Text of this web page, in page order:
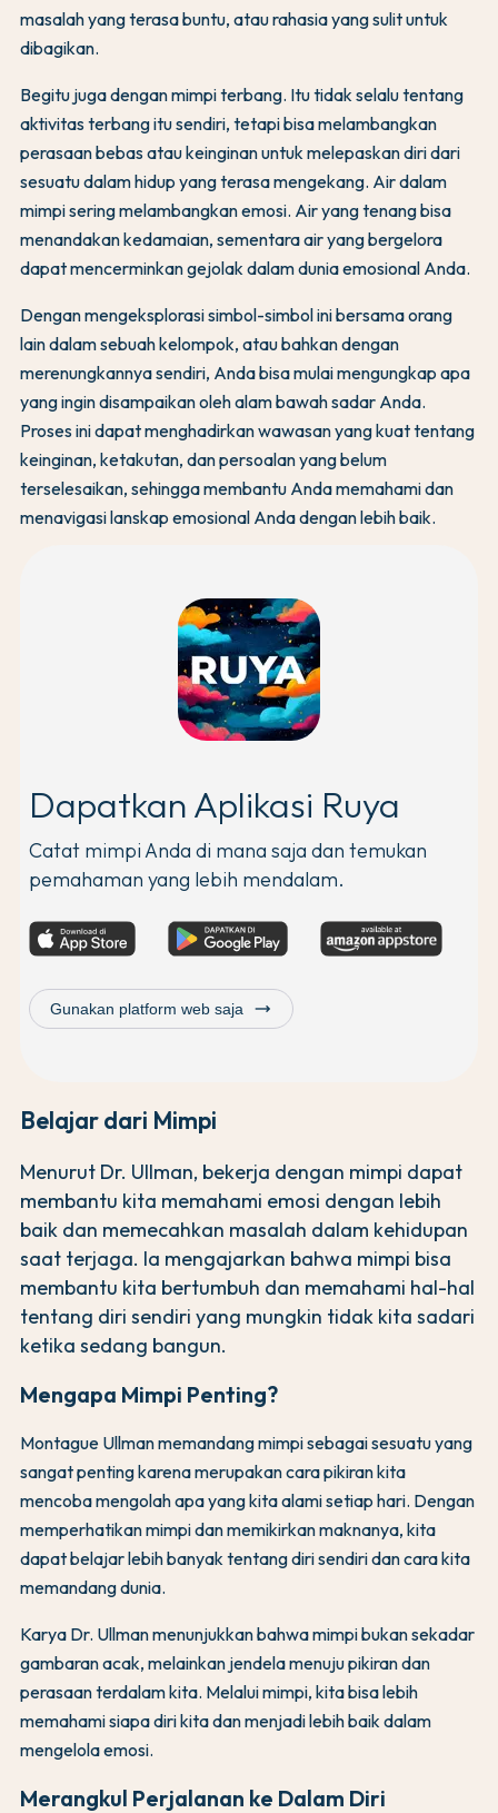
masalah yang terasa buntu, atau rahasia yang sulit untuk
dibagikan.
Begitu juga dengan mimpi terbang. Itu tidak selalu tentang
aktivitas terbang itu sendiri, tetapi bisa melambangkan
perasaan bebas atau keinginan untuk melepaskan diri dari
sesuatu dalam hidup yang terasa mengekang. Air dalam
mimpi sering melambangkan emosi. Air yang tenang bisa
menandakan kedamaian, sementara air yang bergelora
dapat mencerminkan gejolak dalam dunia emosional Anda.
Dengan mengeksplorasi simbol-simbol ini bersama orang
lain dalam sebuah kelompok, atau bahkan dengan
merenungkannya sendiri, Anda bisa mulai mengungkap apa
yang ingin disampaikan oleh alam bawah sadar Anda.
Proses ini dapat menghadirkan wawasan yang kuat tentang
keinginan, ketakutan, dan persoalan yang belum
terselesaikan, sehingga membantu Anda memahami dan
menavigasi lanskap emosional Anda dengan lebih baik.
Dapatkan Aplikasi Ruya
Catat mimpi Anda di mana saja dan temukan
pemahaman yang lebih mendalam.
Gunakan platform web saja trending_flat
Belajar dari Mimpi
Menurut Dr. Ullman, bekerja dengan mimpi dapat
membantu kita memahami emosi dengan lebih
baik dan memecahkan masalah dalam kehidupan
saat terjaga. Ia mengajarkan bahwa mimpi bisa
membantu kita bertumbuh dan memahami hal-hal
tentang diri sendiri yang mungkin tidak kita sadari
ketika sedang bangun.
Mengapa Mimpi Penting?
Montague Ullman memandang mimpi sebagai sesuatu yang
sangat penting karena merupakan cara pikiran kita
mencoba mengolah apa yang kita alami setiap hari. Dengan
memperhatikan mimpi dan memikirkan maknanya, kita
dapat belajar lebih banyak tentang diri sendiri dan cara kita
memandang dunia.
Karya Dr. Ullman menunjukkan bahwa mimpi bukan sekadar
gambaran acak, melainkan jendela menuju pikiran dan
perasaan terdalam kita. Melalui mimpi, kita bisa lebih
memahami siapa diri kita dan menjadi lebih baik dalam
mengelola emosi.
Merangkul Perjalanan ke Dalam Diri